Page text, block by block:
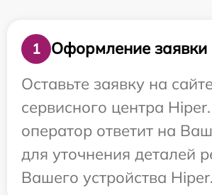
1
Оформление заявки
Оставьте заявку на сайте
сервисного центра
оператор ответит на
для уточнения деталей
Вашего устройства Hiper.